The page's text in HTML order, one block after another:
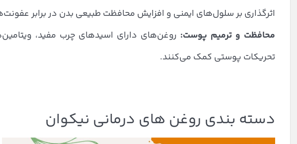
اثرگذاری بر سلول‌های ایمنی و افزایش محافظت طبیعی بدن در برابر
محافظت و ترمیم پوست: روغن‌های دارای اسیدهای چرب مفید،
تحریکات پوستی کمک می‌کنند.
دسته بندی روغن های درمانی نیکوان